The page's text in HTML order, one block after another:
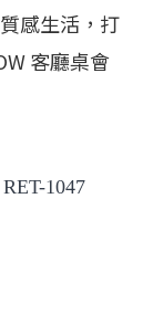
感生活，打
客廳桌會
1047